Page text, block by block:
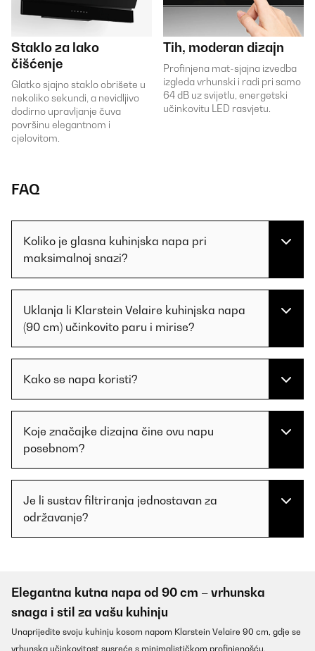
Staklo za lako
čišćenje
Glatko sjajno staklo obrišete u
nekoliko sekundi, a nevidljivo
dodirno upravljanje čuva
površinu elegantnom i
cjelovitom.
Tih, moderan dizajn
Profinjena mat-sjajna izvedba
izgleda vrhunski i radi pri samo
64 dB uz svijetlu, energetski
učinkovitu LED rasvjetu.
FAQ
Koliko je glasna kuhinjska napa pri
maksimalnoj snazi?
Uklanja li Klarstein Velaire kuhinjska napa
(90 cm) učinkovito paru i mirise?
Kako se napa koristi?
Koje značajke dizajna čine ovu napu
posebnom?
Je li sustav filtriranja jednostavan za
održavanje?
Elegantna kutna napa od 90 cm – vrhunska
snaga i stil za vašu kuhinju
Unaprijedite svoju kuhinju kosom napom Klarstein Velaire 90 cm, gdje se
vrhunska učinkovitost susreće s minimalističkom profinjenošću.